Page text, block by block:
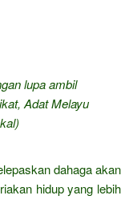
lupa ambil
Adat Melayu
dahaga akan
hidup yang lebih